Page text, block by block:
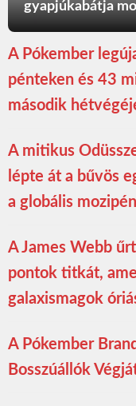
gyapjúkabátja
A Pókember
pénteken és 43
második
A mitikus
lépte át a bűvös
a globális
A James Webb
pontok titkát,
galaxismagok
A Pókember
Bosszúállók